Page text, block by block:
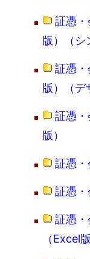
証憑
版）（シ
証憑
版）（デ
証憑
版）
証憑
証憑
証憑
（Excel版